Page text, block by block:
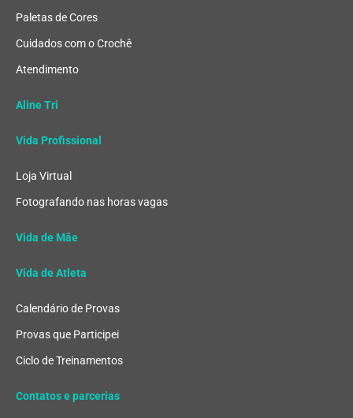
Paletas de Cores
Cuidados com o Crochê
Atendimento
Aline Tri
Vida Profissional
Loja Virtual
Fotografando nas horas vagas
Vida de Mãe
Vida de Atleta
Calendário de Provas
Provas que Participei
Ciclo de Treinamentos
Contatos e parcerias